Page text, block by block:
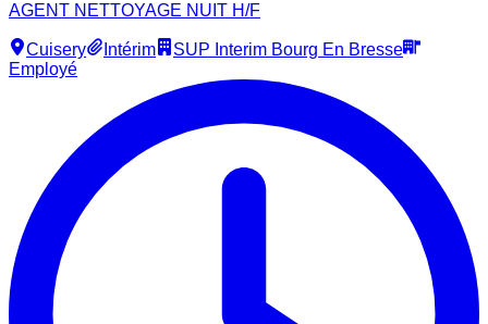
AGENT NETTOYAGE NUIT H/F
Cuisery Intérim
SUP Interim Bourg En Bresse
Employé